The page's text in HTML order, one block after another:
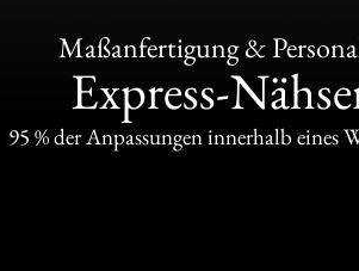
Maßanfertigung &
Express-
95 % der Anpassungen innerhalb eines